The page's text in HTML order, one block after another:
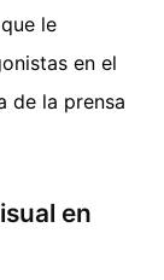
le
en el
de la prensa
en